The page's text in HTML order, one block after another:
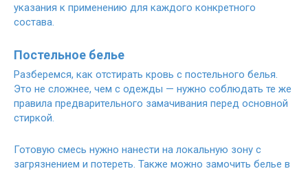
указания к применению для каждого конкретного
состава.
Постельное белье
Разберемся, как отстирать кровь с постельного белья.
Это не сложнее, чем с одежды — нужно соблюдать те же
правила предварительного замачивания перед основной
стиркой.
Готовую смесь нужно нанести на локальную зону с
загрязнением и потереть. Также можно замочить белье в